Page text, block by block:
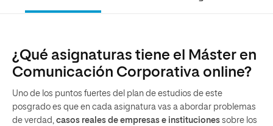
¿Qué asignaturas tiene el Máster en
Comunicación Corporativa online?
Uno de los puntos fuertes del plan de estudios de este
posgrado es que en cada asignatura vas a abordar problemas
de verdad, casos reales de empresas e instituciones sobre los